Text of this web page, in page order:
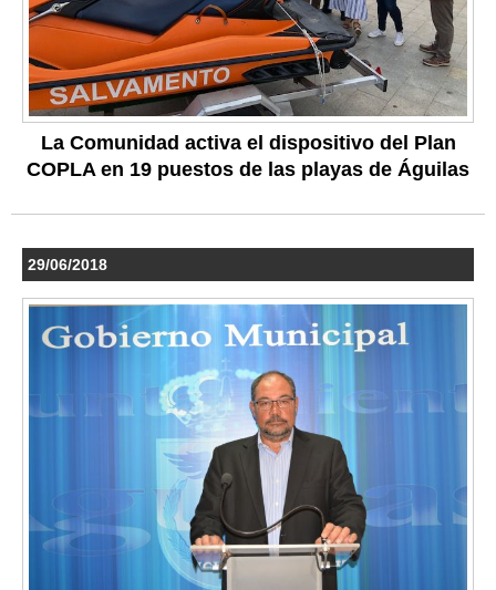
La Comunidad activa el dispositivo del Plan
COPLA en 19 puestos de las playas de Águilas
29/06/2018